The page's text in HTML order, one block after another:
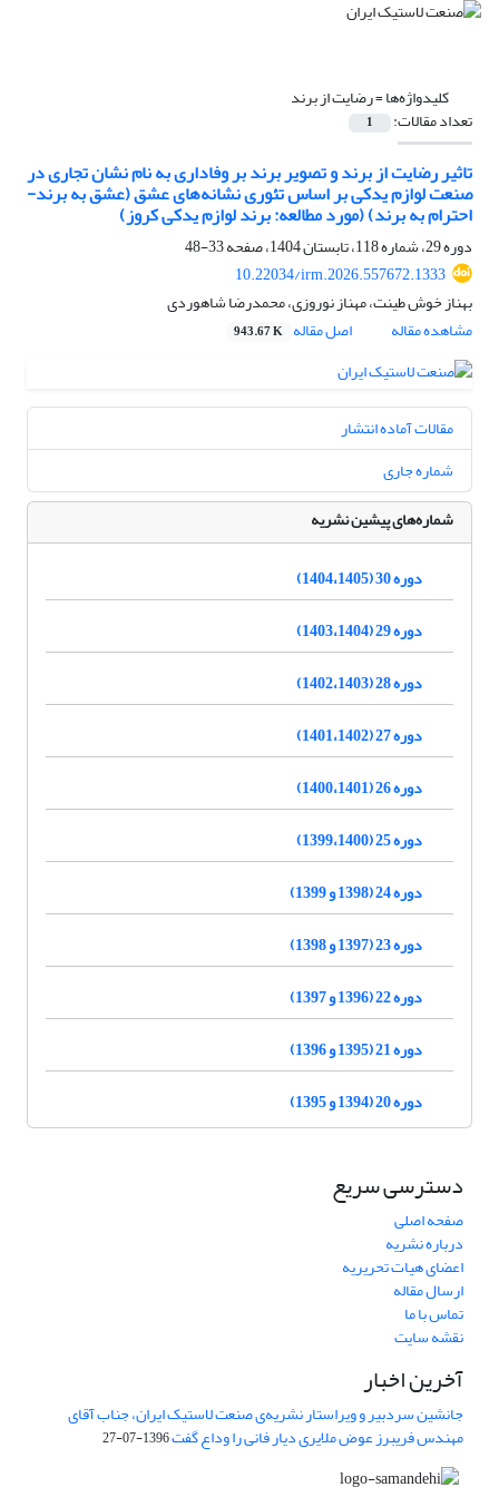
کلیدواژه‌ها =رضایت از برند
تعداد مقالات: 1
تاثیر رضایت از برند و تصویر برند بر وفاداری به نام نشان تجاری در
صنعت لوازم یدکی بر اساس تئوری نشانه‌های عشق (عشق به برند-
احترام به برند) (مورد مطالعه: برند لوازم یدکی کروز)
دوره 29، شماره 118، تابستان 1404، صفحه
33-48
10.22034/irm.2026.557672.1333
بهناز خوش طینت، مهناز نوروزی، محمدرضا شاهوردی
مشاهده مقاله
اصل مقاله 943.67 K
مقالات آماده انتشار
شماره جاری
شماره‌های پیشین نشریه
دوره 30 (1404،1405)
دوره 29 (1403،1404)
دوره 28 (1402،1403)
دوره 27 (1401،1402)
دوره 26 (1400،1401)
دوره 25 (1399،1400)
دوره 24 (1398 و 1399)
دوره 23 (1397 و 1398)
دوره 22 (1396 و 1397)
دوره 21 (1395 و 1396)
دوره 20 (1394 و 1395)
دسترسی سریع
صفحه اصلی
درباره نشریه
اعضای هیات تحریریه
ارسال مقاله
تماس با ما
نقشه سایت
آخرین اخبار
جانشین سردبیر و ویراستار نشریه‌ی صنعت لاستیک ایران، جناب آقای
مهندس فریبرز عوض ملایری دیار فانی را وداع گفت1396-07-27